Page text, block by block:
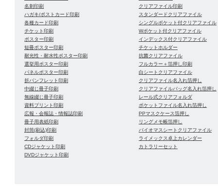
名刺印刷
ハガキ/ポストカード印刷
各種カード印刷
チケット印刷
ポスター印刷
短冊ポスター印刷
耐光性・耐水性ポスター印刷
選挙用ポスター印刷
パネルポスター印刷
折パンフレット印刷
中綴じ冊子印刷
無線綴じ冊子印刷
資料プリント印刷
広報・会報誌・情報誌印刷
冊子用表紙印刷
封筒(刷込)印刷
フォルダ印刷
CDジャケット印刷
DVDジャケット印刷
クリアファイル印刷
スタンダードクリアファイル
シングルポケット付クリアファイル
Wポケット付クリアファイル
インデックス付クリアファイル
チケットホルダー
抗菌クリアファイル
フルカラー＋箔押し印刷
白シートクリアファイル
クリアファイル名入れ箔押し
クリアファイルバッグ名入れ箔押し
レール式クリアフォルダ
ポケットファイル名入れ箔押し
PPマスクケース箔押し
リングメモ帳箔押し
バイオマスシートクリアファイル
ライメックス卓上カレンダー
カトラリーセット